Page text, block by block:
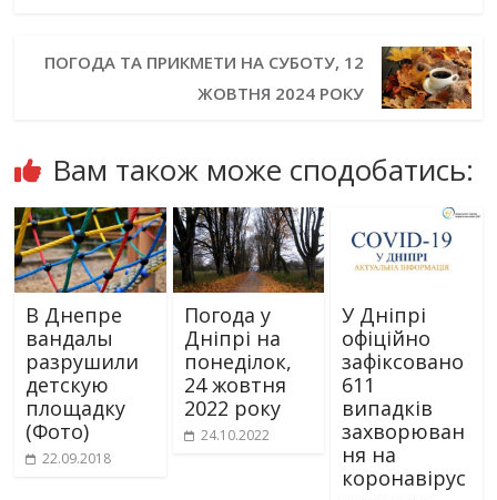
ПОГОДА ТА ПРИКМЕТИ НА СУБОТУ, 12
ЖОВТНЯ 2024 РОКУ
Вам також може сподобатись:
В Днепре
вандалы
разрушили
детскую
площадку
(Фото)
22.09.2018
Погода у
Дніпрі на
понеділок,
24 жовтня
2022 року
24.10.2022
У Дніпрі
офіційно
зафіксовано
611
випадків
захворюван
ня на
коронавірус